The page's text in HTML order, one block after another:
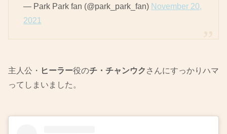
— Park Park fan (@park_park_fan) November 20,
2021
主人公・ ヒーラー役のチ・チャンウク さんにすっかりハマ
ってしまいました。